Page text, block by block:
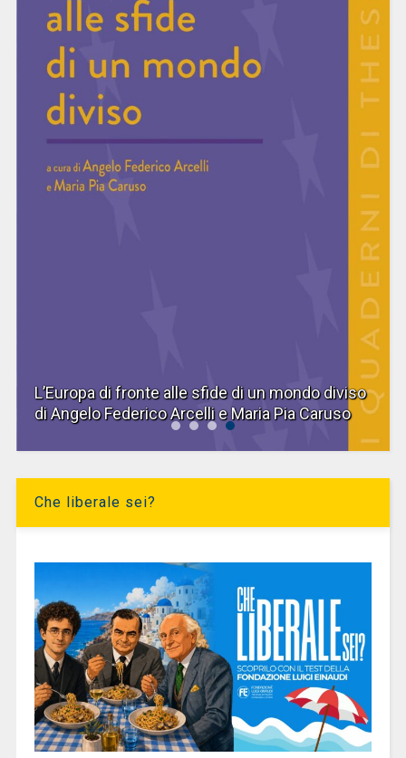
L’Europa di fronte alle sfide di un mondo diviso
di Angelo Federico Arcelli e Maria Pia Caruso
Che liberale sei?